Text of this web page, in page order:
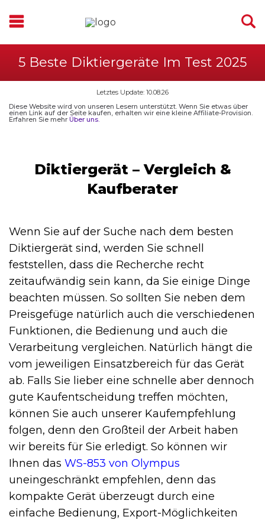
5 Beste Diktiergeräte Im Test 2025
Letztes Update: 10.08.26
Diese Website wird von unseren Lesern unterstützt. Wenn Sie etwas über
einen Link auf der Seite kaufen, erhalten wir eine kleine Affiliate-Provision.
Erfahren Sie mehr Über uns.
Diktiergerät – Vergleich &
Kaufberater
Wenn Sie auf der Suche nach dem besten
Diktiergerät sind, werden Sie schnell
feststellen, dass die Recherche recht
zeitaufwändig sein kann, da Sie einige Dinge
beachten müssen. So sollten Sie neben dem
Preisgefüge natürlich auch die verschiedenen
Funktionen, die Bedienung und auch die
Verarbeitung vergleichen. Natürlich hängt die
vom jeweiligen Einsatzbereich für das Gerät
ab. Falls Sie lieber eine schnelle aber dennoch
gute Kaufentscheidung treffen möchten,
können Sie auch unserer Kaufempfehlung
folgen, denn den Großteil der Arbeit haben
wir bereits für Sie erledigt. So können wir
Ihnen das WS-853 von Olympus
uneingeschränkt empfehlen, denn das
kompakte Gerät überzeugt durch eine
einfache Bedienung, Export-Möglichkeiten